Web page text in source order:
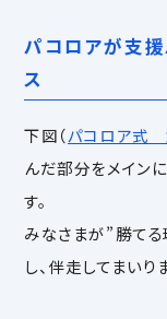
パコロアが支援
ス
下図（パコロア式
んだ部分をメイン
す。
みなさまが”勝て
し、伴走してまいり